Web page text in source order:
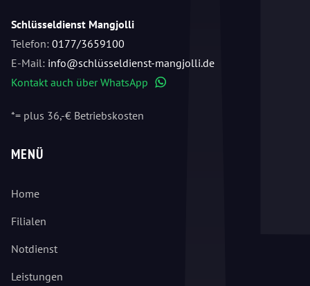
Schlüsseldienst Mangjolli
Telefon: 0177/3659100
E-Mail: info@schlüsseldienst-mangjolli.de
Kontakt auch über WhatsApp
*= plus 36,-€ Betriebskosten
MENÜ
Home
Filialen
Notdienst
Leistungen